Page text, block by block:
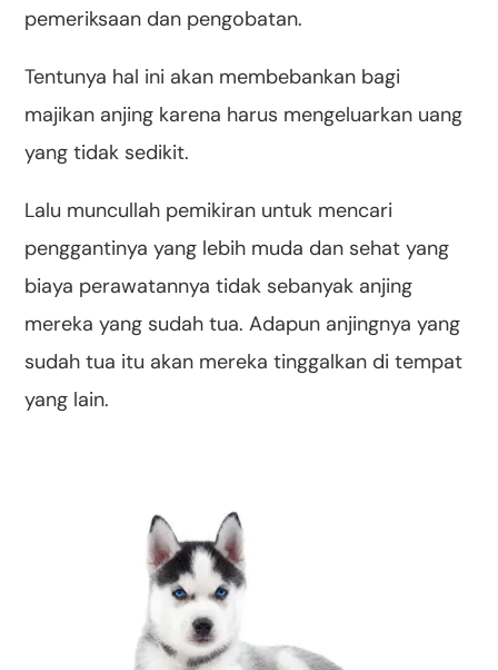
pemeriksaan dan pengobatan.
Tentunya hal ini akan membebankan bagi
majikan anjing karena harus mengeluarkan uang
yang tidak sedikit.
Lalu muncullah pemikiran untuk mencari
penggantinya yang lebih muda dan sehat yang
biaya perawatannya tidak sebanyak anjing
mereka yang sudah tua. Adapun anjingnya yang
sudah tua itu akan mereka tinggalkan di tempat
yang lain.